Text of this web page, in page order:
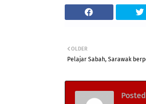
OLDER
Pelajar Sabah, Sarawak